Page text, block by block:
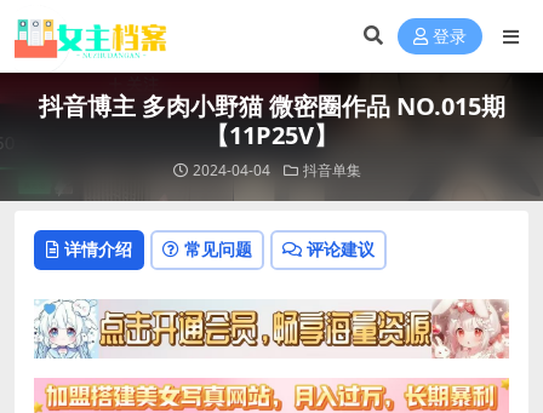
登录
抖音博主 多肉小野猫 微密圈作品 NO.015期
【11P25V】
2024-04-04 抖音单集
详情介绍 常见问题 评论建议